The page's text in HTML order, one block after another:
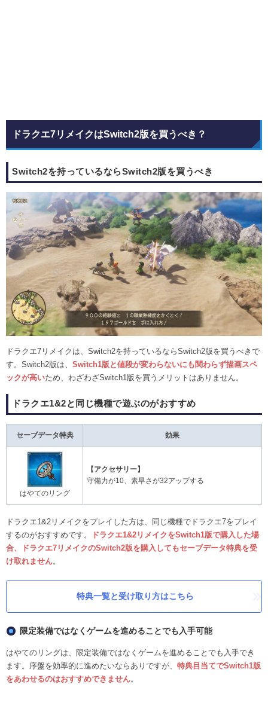
ドラクエ7リメイクはSwitch2版を買うべき？
Switch2を持っているならSwitch2版を買うべき
ドラクエ7リメイクは、Switch2を持っているならSwitch2版を買うべきで
す。Switch2版は、 Switch1版と値段が変わらないにも関わらず描画スペ
ックが高いため、わざわざSwitch1版を買うメリットはありません。
ドラクエ1&2と同じ機種で遊ぶのがおすすめ
セーブデータ特典 効果
はやてのリング
【アクセサリー】
守備力が10、素早さが32アップする
ドラクエ1&2リメイクをプレイした方は、同じ機種でドラクエ7をプレイ
するのがおすすめです。
ドラクエ1&2リメイクをSwitch1版で購入した場
合、ドラクエ7リメイクのSwitch2版を購入してもセーブデータ特典を受
け取れません。
特典一覧と受け取り方はこちら
限定装備ではなくゲームを進めることでも入手可能
はやてのリングは、限定装備ではなくゲームを進めることでも入手でき
ます。序盤を効率的に進めたいならありですが、 特典目当てでSwitch1版
をあわせるのはおすすめできません。